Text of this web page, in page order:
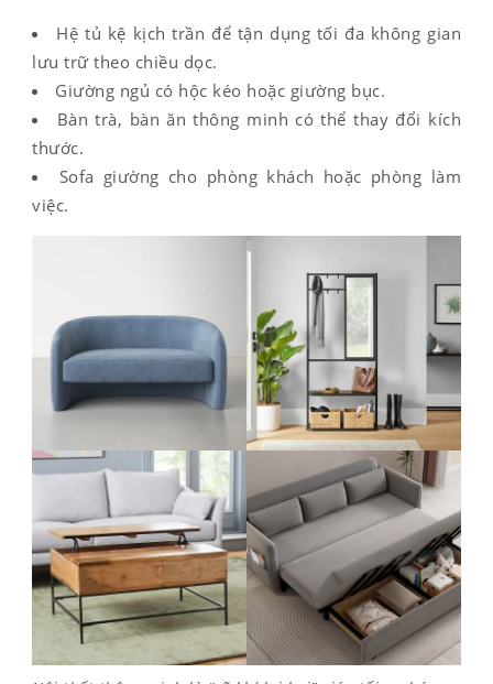
Hệ tủ kệ kịch trần để tận dụng tối đa không gian
lưu trữ theo chiều dọc.
Giường ngủ có hộc kéo hoặc giường bục.
Bàn trà, bàn ăn thông minh có thể thay đổi kích
thước.
Sofa giường cho phòng khách hoặc phòng làm
việc.